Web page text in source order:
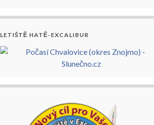
LETIŠTĚ HATĚ-EXCALIBUR